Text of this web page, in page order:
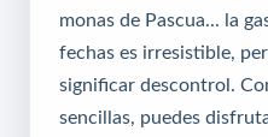
monas de Pascua... la
fechas es irresistible,
significar descontrol.
sencillas, puedes